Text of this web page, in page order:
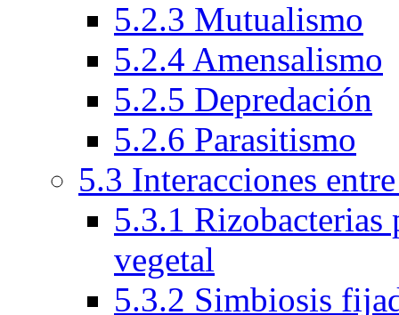
5.2.3 Mutualismo
5.2.4 Amensalismo
5.2.5 Depredación
5.2.6 Parasitismo
5.3 Interacciones
5.3.1
vegetal
5.3.2 Simbiosis